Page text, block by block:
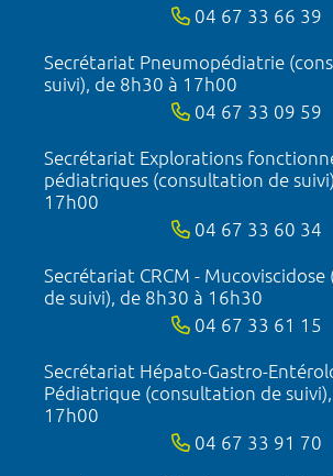
04 67 33 66 39
Secrétariat Pneumopédiatrie
suivi), de 8h30 à 17h00
04 67 33 09 59
Secrétariat Explorations
pédiatriques (consultation de
17h00
04 67 33 60 34
Secrétariat CRCM -
de suivi), de 8h30 à 16h30
04 67 33 61 15
Secrétariat Hépato-Gastro-
Pédiatrique (consultation de
17h00
04 67 33 91 70